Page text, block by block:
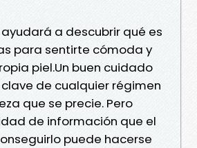
a descubrir qué es
para sentirte cómoda y
piel.Un buen cuidado
de cualquier régimen
que se precie. Pero
de información que el
puede hacerse